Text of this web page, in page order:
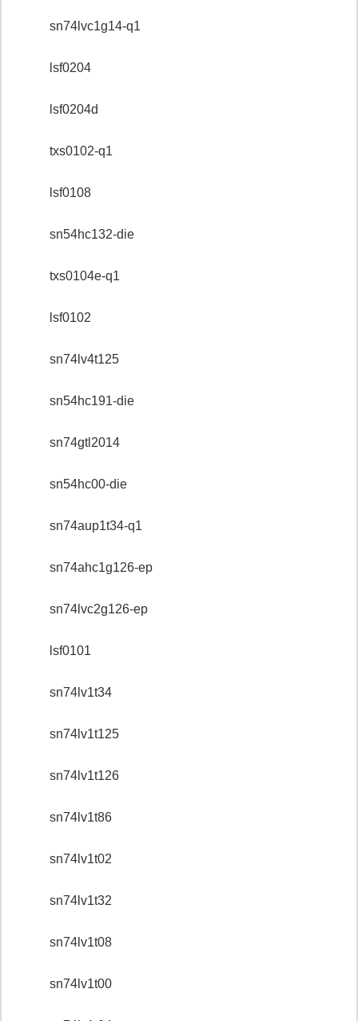
sn74lvc1g14-q1
lsf0204
lsf0204d
txs0102-q1
lsf0108
sn54hc132-die
txs0104e-q1
lsf0102
sn74lv4t125
sn54hc191-die
sn74gtl2014
sn54hc00-die
sn74aup1t34-q1
sn74ahc1g126-ep
sn74lvc2g126-ep
lsf0101
sn74lv1t34
sn74lv1t125
sn74lv1t126
sn74lv1t86
sn74lv1t02
sn74lv1t32
sn74lv1t08
sn74lv1t00